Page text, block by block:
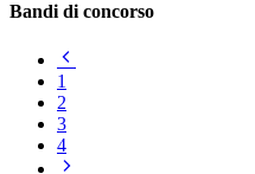
Bandi di concorso
1
2
3
4